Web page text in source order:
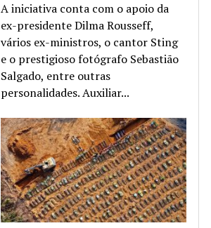
A iniciativa conta com o apoio da
ex-presidente Dilma Rousseff,
vários ex-ministros, o cantor Sting
e o prestigioso fotógrafo Sebastião
Salgado, entre outras
personalidades. Auxiliar...